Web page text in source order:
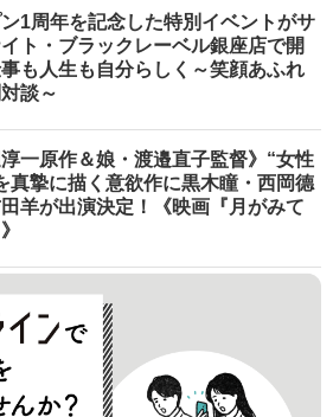
1周年を記念した特別イベントがサ
ト・ブラックレーベル銀座店で開
も人生も自分らしく～笑顔あふれ
談～
淳一原作＆娘・渡邉直子監督》“女性
真摯に描く意欲作に黒木瞳・西岡德
羊が出演決定！《映画『月がみて